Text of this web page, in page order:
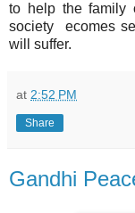
to help the family
society ecomes
will suffer.
at 2:52 PM
Share
Gandhi